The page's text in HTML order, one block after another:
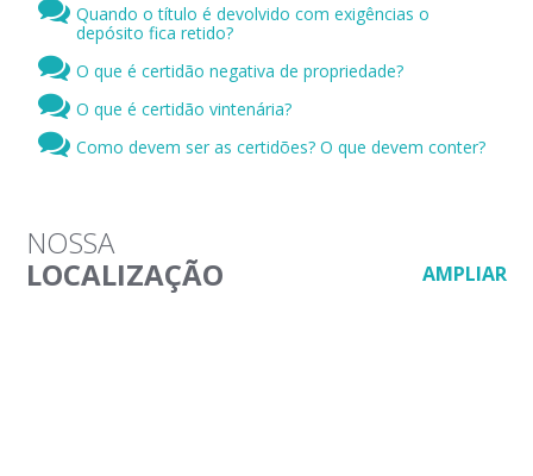
Quando o título é devolvido com exigências o
depósito fica retido?
O que é certidão negativa de propriedade?
O que é certidão vintenária?
Como devem ser as certidões? O que devem conter?
NOSSA
LOCALIZAÇÃO
AMPLIAR